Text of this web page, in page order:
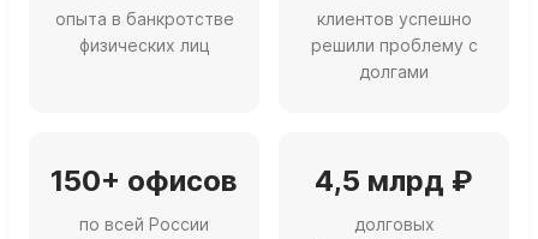
опыта в банкротстве
физических лиц
клиентов успешно
решили проблему с
долгами
150+ офисов
по всей России
4,5 млрд ₽
долговых